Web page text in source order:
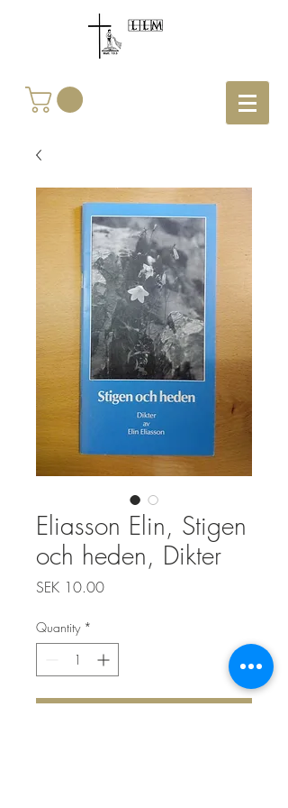
Eliasson Elin, Stigen
och heden, Dikter
SEK 10.00Price
Quantity *